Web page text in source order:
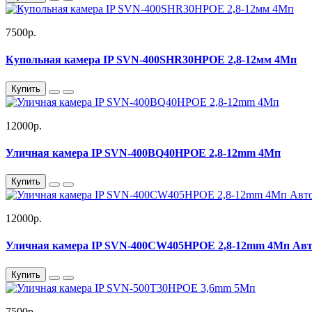
7500р.
Купольная камера IP SVN-400SHR30HPOE 2,8-12мм 4Мп
Купить
12000р.
Уличная камера IP SVN-400BQ40HPOE 2,8-12mm 4Мп
Купить
12000р.
Уличная камера IP SVN-400CW405HPOE 2,8-12mm 4Мп
Купить